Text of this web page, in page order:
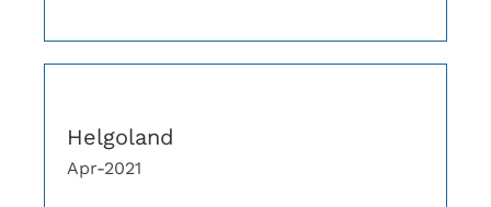
Helgoland
Apr-2021